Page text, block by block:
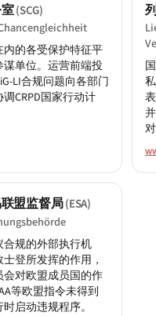
(SCG)
的各受保护特征平
单位。运营前端投
LI合规问题向各部门
CRPD国家行动计
盟监督局(ESA)
规的外部执行机
登所发挥的作用，
对欧盟成员国的作
等欧盟指令未得到
启动违规程序。